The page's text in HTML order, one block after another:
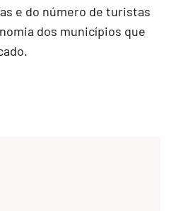
e do número de turistas
dos municípios que